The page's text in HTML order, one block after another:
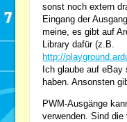
sonst noch extern
Eingang der
meine, es gibt auf
Library dafür (z.B.
http://
Ich glaube auf eBay
haben. Ansonsten
PWM-Ausgänge
verwenden. Sind